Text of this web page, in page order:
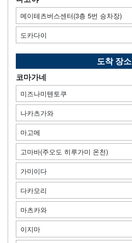
메이테츠버스센터(3층 5번 승차장)
도카다이
도착 장소
코마가네
미즈나미텐토쿠
나카츠가와
마고메
고마바(주오도 히루가미 온천)
가미이다
다카모리
마츠카와
이지마